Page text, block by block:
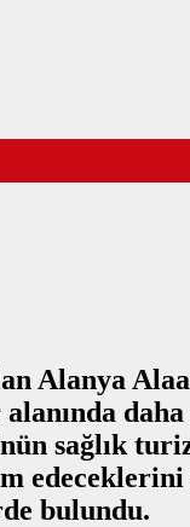
Alanya
daha
sağlık
edeceklerini
bulundu.